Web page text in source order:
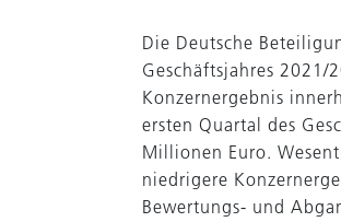
Die Deutsche
Geschäftsjahres 2021/
Konzernergebnis
ersten Quartal des
Millionen Euro.
niedrigere
Bewertungs- und